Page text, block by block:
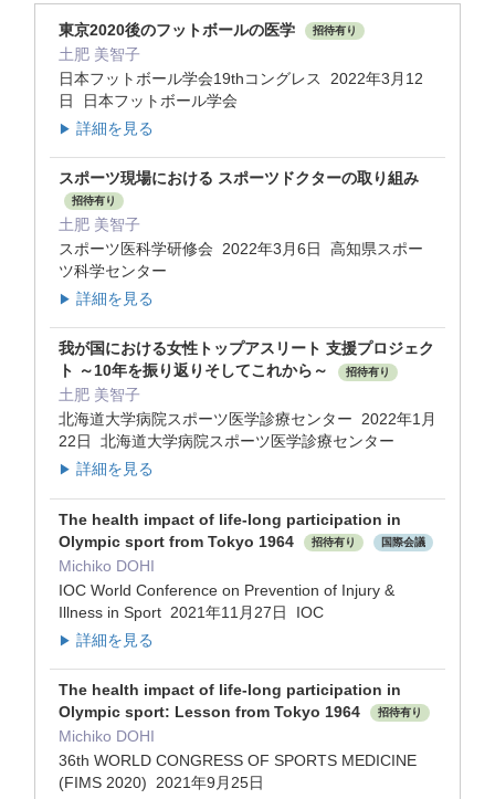
東京2020後のフットボールの医学 招待有り
土肥 美智子
日本フットボール学会19thコングレス 2022年3月12
日 日本フットボール学会
▶ 詳細を見る
スポーツ現場における スポーツドクターの取り組み
招待有り
土肥 美智子
スポーツ医科学研修会 2022年3月6日 高知県スポー
ツ科学センター
▶ 詳細を見る
我が国における女性トップアスリート 支援プロジェク
ト ～10年を振り返りそしてこれから～
招待有り
土肥 美智子
北海道大学病院スポーツ医学診療センター 2022年1月
22日 北海道大学病院スポーツ医学診療センター
▶ 詳細を見る
The health impact of life-long participation in
Olympic sport from Tokyo 1964
招待有り 国際会議
Michiko DOHI
IOC World Conference on Prevention of Injury &
Illness in Sport 2021年11月27日 IOC
▶ 詳細を見る
The health impact of life-long participation in
Olympic sport: Lesson from Tokyo 1964
招待有り
Michiko DOHI
36th WORLD CONGRESS OF SPORTS MEDICINE
(FIMS 2020) 2021年9月25日